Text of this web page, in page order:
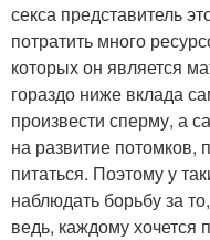
секса представитель
потратить много
которых он является
гораздо ниже вклада
произвести сперму, а
на развитие потомков,
питаться. Поэтому у
наблюдать борьбу за
ведь, каждому хочется